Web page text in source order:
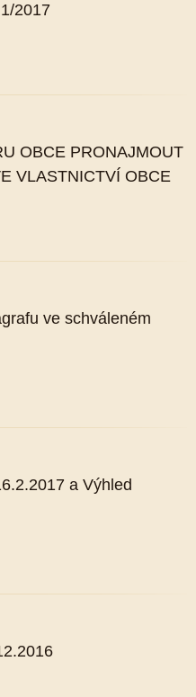
2017
OBCE PRONAJMOUT
VLASTNICTVÍ OBCE
ve schváleném
a Výhled